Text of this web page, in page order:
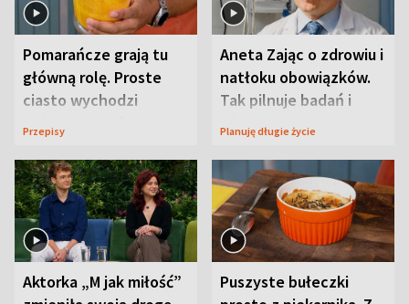
Pomarańcze grają tu
główną rolę. Proste
ciasto wychodzi
wyjątkowo wilgotne
Przepisy
Aneta Zając o zdrowiu i
natłoku obowiązków.
Tak pilnuje badań i
wizyt
Planuję długie życie
Aktorka „M jak miłość”
Puszyste bułeczki